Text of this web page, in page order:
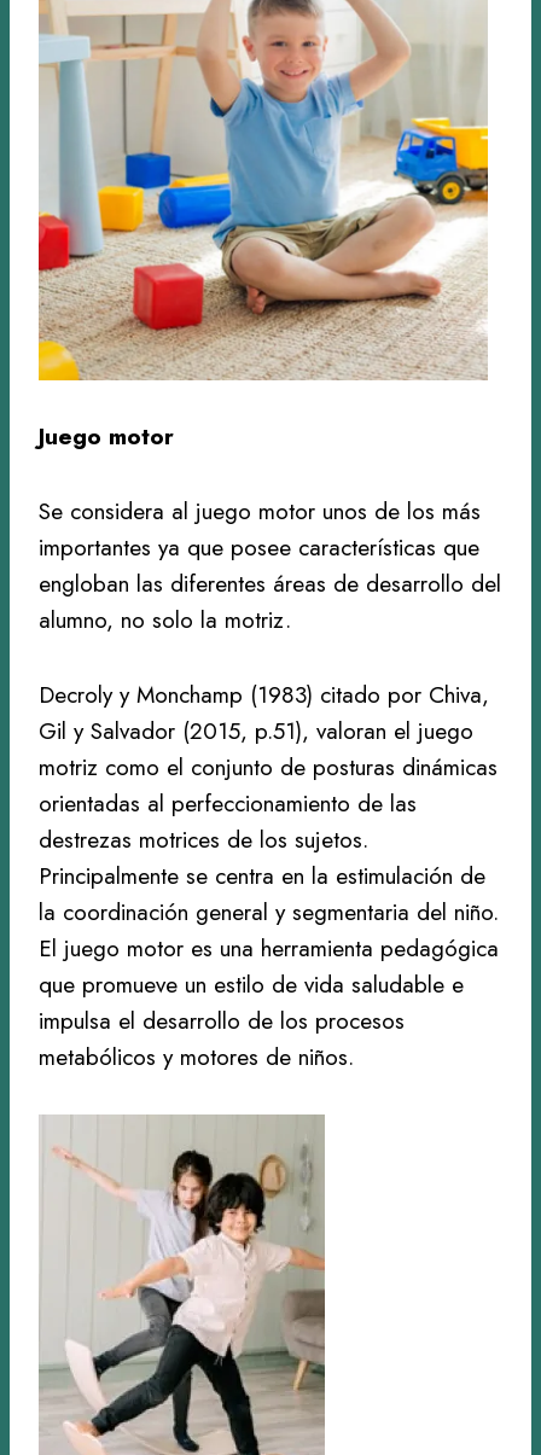
Juego motor
Se considera al juego motor unos de los más
importantes ya que posee características que
engloban las diferentes áreas de desarrollo del
alumno, no solo la motriz.
Decroly y Monchamp (1983) citado por Chiva,
Gil y Salvador (2015, p.51), valoran el juego
motriz como el conjunto de posturas dinámicas
orientadas al perfeccionamiento de las
destrezas motrices de los sujetos.
Principalmente se centra en la estimulación de
la coordinación general y segmentaria del niño.
El juego motor es una herramienta pedagógica
que promueve un estilo de vida saludable e
impulsa el desarrollo de los procesos
metabólicos y motores de niños.